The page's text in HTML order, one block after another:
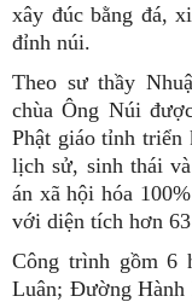
xây đúc bằng đá,
đỉnh núi.
Theo sư thầy
chùa Ông Núi
Phật giáo tỉnh triển
lịch sử, sinh thái
án xã hội hóa
với diện tích hơn
Công trình gồm 6
Luân; Đường